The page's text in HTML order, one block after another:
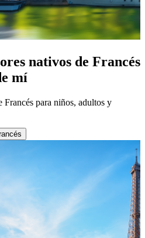
nativos de Francés
mí
Francés para niños, adultos y